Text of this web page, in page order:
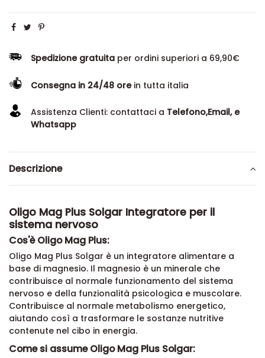
Spedizione gratuita per ordini superiori a 69,90€
Consegna in 24/48 orein tutta italia
Assistenza Clienti: contattaci a Telefono,Email, e
Whatsapp
Descrizione
Oligo Mag Plus Solgar Integratore per il
sistema nervoso
Cos'è Oligo Mag Plus:
Oligo Mag Plus Solgar è un integratore alimentare a
base di magnesio. Il magnesio è un minerale che
contribuisce al normale funzionamento del sistema
nervoso e della funzionalità psicologica e muscolare.
Contribuisce al normale metabolismo energetico,
aiutando così a trasformare le sostanze nutritive
contenute nel cibo in energia.
Come si assume Oligo Mag Plus Solgar: